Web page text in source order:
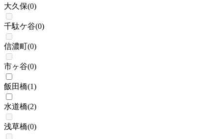
大久保(0)
千駄ケ谷(0)
信濃町(0)
市ヶ谷(0)
飯田橋(1)
水道橋(2)
浅草橋(0)